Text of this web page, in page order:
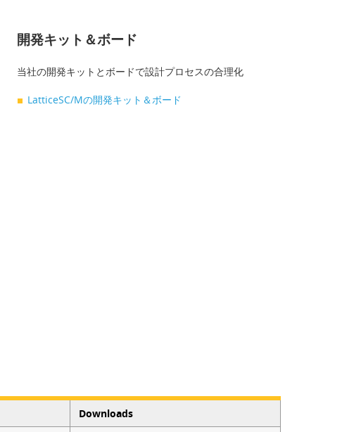
開発キット＆ボード
当社の開発キットとボードで設計プロセスの合理化
LatticeSC/Mの開発キット＆ボード
Downloads